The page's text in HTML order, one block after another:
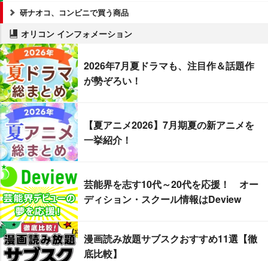
研ナオコ、コンビニで買う商品
オリコン インフォメーション
2026年7月夏ドラマも、注目作＆話題作
が勢ぞろい！
【夏アニメ2026】7月期夏の新アニメを
一挙紹介！
芸能界を志す10代～20代を応援！ オー
ディション・スクール情報はDeview
漫画読み放題サブスクおすすめ11選【徹
底比較】